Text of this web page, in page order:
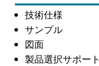
技術仕様
サンプル
図面
製品選択サポート